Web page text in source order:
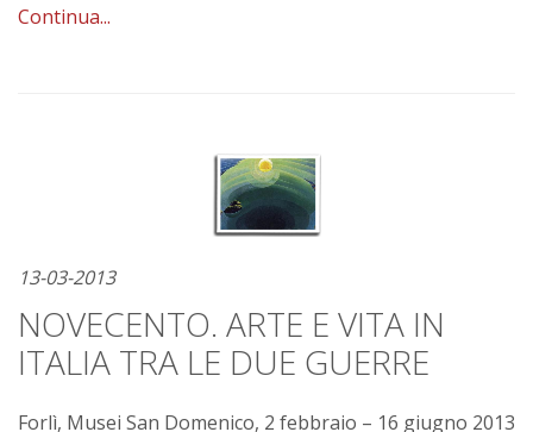
Continua...
13-03-2013
NOVECENTO. ARTE E VITA IN
ITALIA TRA LE DUE GUERRE
Forlì, Musei San Domenico, 2 febbraio – 16 giugno 2013